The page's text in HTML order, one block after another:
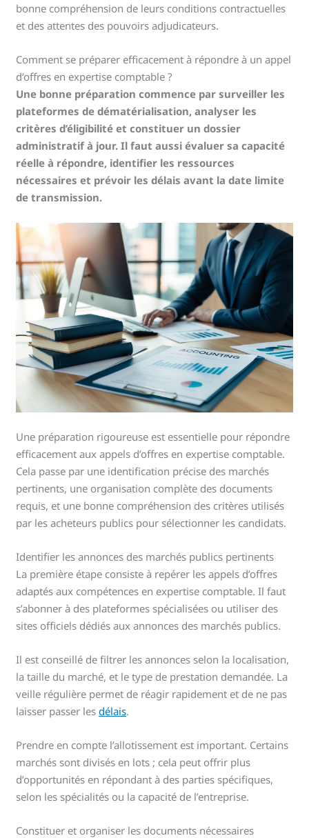
bonne compréhension de leurs conditions contractuelles
et des attentes des pouvoirs adjudicateurs.
Comment se préparer efficacement à répondre à un appel
d’offres en expertise comptable ?
Une bonne préparation commence par surveiller les
plateformes de dématérialisation, analyser les
critères d’éligibilité et constituer un dossier
administratif à jour. Il faut aussi évaluer sa capacité
réelle à répondre, identifier les ressources
nécessaires et prévoir les délais avant la date limite
de transmission.
Une préparation rigoureuse est essentielle pour répondre
efficacement aux appels d’offres en expertise comptable.
Cela passe par une identification précise des marchés
pertinents, une organisation complète des documents
requis, et une bonne compréhension des critères utilisés
par les acheteurs publics pour sélectionner les candidats.
Identifier les annonces des marchés publics pertinents
La première étape consiste à repérer les appels d’offres
adaptés aux compétences en expertise comptable. Il faut
s’abonner à des plateformes spécialisées ou utiliser des
sites officiels dédiés aux annonces des marchés publics.
Il est conseillé de filtrer les annonces selon la localisation,
la taille du marché, et le type de prestation demandée. La
veille régulière permet de réagir rapidement et de ne pas
laisser passer lesdélais.
Prendre en compte l’allotissement est important. Certains
marchés sont divisés en lots ; cela peut offrir plus
d’opportunités en répondant à des parties spécifiques,
selon les spécialités ou la capacité de l’entreprise.
Constituer et organiser les documents nécessaires